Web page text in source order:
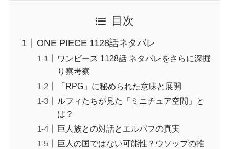
目次
ONE PIECE 1128話ネタバレ
ワンピース 1128話 ネタバレをさらに深掘
り察考察
「RPG」に秘められた意味と展開
ルフィたちが見た「ミニチュア空間」と
は？
巨人族との対話とエルバフの真実
巨人の国ではない可能性？ウソップの推